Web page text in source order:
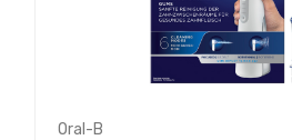
Oral-B